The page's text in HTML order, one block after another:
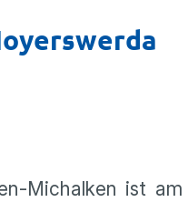
Michalken ist